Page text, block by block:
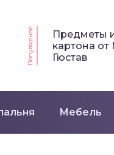
Популярное
Предметы
картона
Гюстав
Мебель